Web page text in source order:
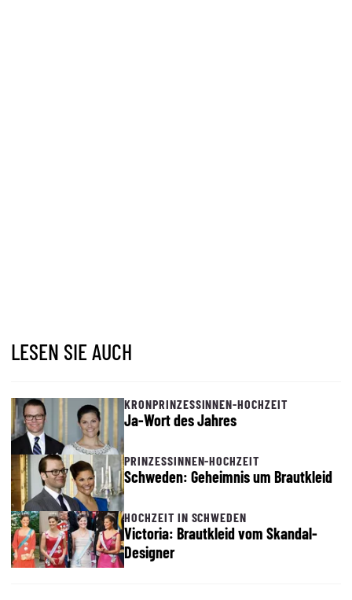
LESEN SIE AUCH
KRONPRINZESSINNEN-HOCHZEIT
Ja-Wort des Jahres
PRINZESSINNEN-HOCHZEIT
Schweden: Geheimnis um Brautkleid
HOCHZEIT IN SCHWEDEN
Victoria: Brautkleid vom Skandal-
Designer